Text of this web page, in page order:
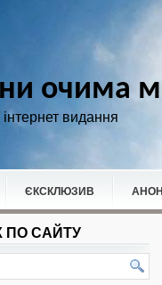
очима
видання
ЄКСКЛЮЗИВ
СПОРТ
ПО САЙТУ